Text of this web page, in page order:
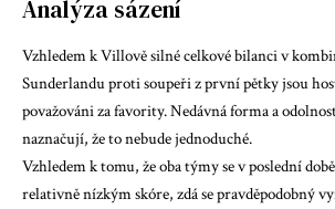
Analýza sázení
Vzhledem k Villově silné celkové bilanci v
Sunderlandu proti soupeři z první pětky jsou
považováni za favority. Nedávná forma a
naznačují, že to nebude jednoduché.
Vzhledem k tomu, že oba týmy se v poslední
relativně nízkým skóre, zdá se pravděpodobný